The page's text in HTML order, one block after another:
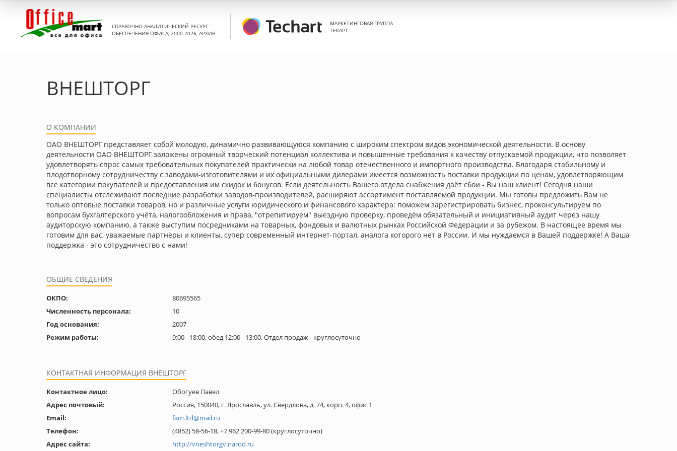
СПРАВОЧНО-АНАЛИТИЧЕСКИЙ РЕСУРС
ОБЕСПЕЧЕНИЯ ОФИСА, 2000-2026, АРХИВ
МАРКЕТИНГОВАЯ ГРУППА
ТЕКАРТ
ВНЕШТОРГ
О КОМПАНИИ
ОАО ВНЕШТОРГ представляет собой молодую, динамично развивающуюся компанию с широким спектром видов экономической деятельности. В основу
деятельности ОАО ВНЕШТОРГ заложены огромный творческий потенциал коллектива и повышенные требования к качеству отпускаемой продукции, что позволяет
удовлетворять спрос самых требовательных покупателей практически на любой товар отечественного и импортного производства. Благодаря стабильному и
плодотворному сотрудничеству с заводами-изготовителями и их официальными дилерами имеется возможность поставки продукции по ценам, удовлетворяющим
все категории покупателей и предоставления им скидок и бонусов. Если деятельность Вашего отдела снабжения даёт сбои - Вы наш клиент! Сегодня наши
специалисты отслеживают последние разработки заводов-производителей, расширяют ассортимент поставляемой продукции. Мы готовы предложить Вам не
только оптовые поставки товаров, но и различные услуги юридического и финансового характера: поможем зарегистрировать бизнес, проконсультируем по
вопросам бухгалтерского учёта, налогообложения и права, "отрепитируем" выездную проверку, проведём обязательный и инициативный аудит через нашу
аудиторскую компанию, а также выступим посредниками на товарных, фондовых и валютных рынках Российской Федерации и за рубежом. В настоящее время мы
готовим для вас, уважаемые партнёры и клиенты, супер современный интернет-портал, аналога которого нет в России. И мы нуждаемся в Вашей поддержке! А Ваша
поддержка - это сотрудничество с нами!
ОБЩИЕ СВЕДЕНИЯ
ОКПО:
80695565
Численность персонала:
10
Год основания:
2007
Режим работы:
9:00 - 18:00, обед 12:00 - 13:00, Отдел продаж - круглосуточно
КОНТАКТНАЯ ИНФОРМАЦИЯ ВНЕШТОРГ
Контактное лицо:
Обогуев Павел
Адрес почтовый:
Россия, 150040, г. Ярославль, ул. Свердлова, д. 74, корп. 4, офис 1
Email:
fam.ltd@mail.ru
Телефон:
(4852) 58-56-18, +7 962 200-99-80 (круглосуточно)
Адрес сайта:
http://vneshtorgv.narod.ru